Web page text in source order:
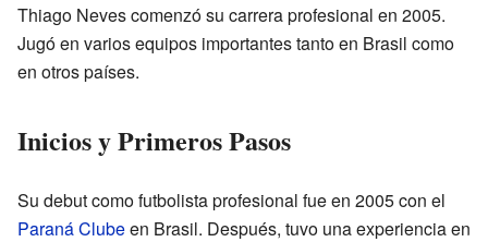
Thiago Neves comenzó su carrera profesional en 2005.
Jugó en varios equipos importantes tanto en Brasil como
en otros países.
Inicios y Primeros Pasos
Su debut como futbolista profesional fue en 2005 con el
Paraná Clubeen Brasil. Después, tuvo una experiencia en